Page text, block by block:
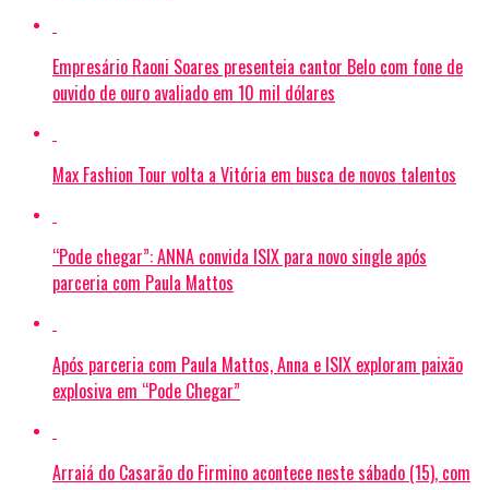
Empresário Raoni Soares presenteia cantor Belo com fone de
ouvido de ouro avaliado em 10 mil dólares
Max Fashion Tour volta a Vitória em busca de novos talentos
“Pode chegar”: ANNA convida ISIX para novo single após
parceria com Paula Mattos
Após parceria com Paula Mattos, Anna e ISIX exploram paixão
explosiva em “Pode Chegar”
Arraiá do Casarão do Firmino acontece neste sábado (15), com